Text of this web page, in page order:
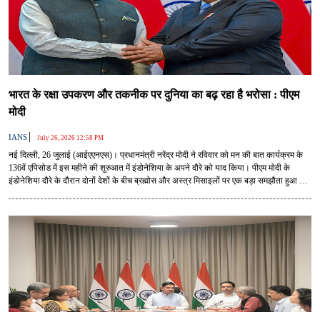
भारत के रक्षा उपकरण और तकनीक पर दुनिया का बढ़ रहा है भरोसा : पीएम
मोदी
IANS | July 26, 2026 12:58 PM
नई दिल्ली, 26 जुलाई (आईएएनएस)। प्रधानमंत्री नरेंद्र मोदी ने रविवार को मन की बात कार्यक्रम के
136वें एपिसोड में इस महीने की शुरुआत में इंडोनेशिया के अपने दौरे को याद किया। पीएम मोदी के
इंडोनेशिया दौरे के दौरान दोनों देशों के बीच ब्रह्मोस और अस्त्र मिसाइलों पर एक बड़ा समझौता हुआ था